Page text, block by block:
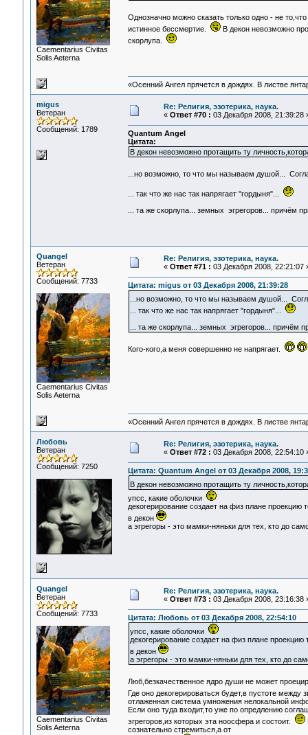
Сaementarius Civitas
Solis Aeterna
Однозначно можно сказать только одно - не
истинное бессмертие.
В декон невозможно
скорлупа.
«Осенний Ангел прячется в дождях. В листве
migus
Ветеран
Сообщений: 1789
Re: Религия, эзотерика, наука.
« Ответ #70 : 03 Декабря 2008, 21:39:28
Quantum Angel
Цитата:
В декон невозможно протащить ту
...но возможно, то что мы называем душой...
... так что же нас так напрягает "гордыня"...
... та же скорлупа... земных эгрегоров... причём
Quangel
Ветеран
Сообщений: 7733
Сaementarius Civitas
Solis Aeterna
Re: Религия, эзотерика, наука.
« Ответ #71 : 03 Декабря 2008, 22:21:07
Цитата: migus от 03 Декабря 2008, 21:39:28
...но возможно, то что мы называем душой...
... так что же нас так напрягает "гордыня"...
... та же скорлупа... земных эгрегоров... причём
Кого-кого,а меня совершенно не напрягает.
«Осенний Ангел прячется в дождях. В листве
Любовь
Ветеран
Сообщений: 7250
Re: Религия, эзотерика, наука.
« Ответ #72 : 03 Декабря 2008, 22:54:10
Цитата: Quantum Angel от 03 Декабря 2008,
В декон невозможно протащить ту
упсс, какие оболочки
декогерирование создает на физ плане проекцию
в декон
а эгрегоры - это мамки-няньки для тех, кто до
Quangel
Ветеран
Сообщений: 7733
Сaementarius Civitas
Solis Aeterna
Re: Религия, эзотерика, наука.
« Ответ #73 : 03 Декабря 2008, 23:16:38
Цитата: Любовь от 03 Декабря 2008, 22:54:10
упсс, какие оболочки
декогерирование создает на физ плане
в декон
а эгрегоры - это мамки-няньки для тех, кто до
Люб,безкачественное ядро души не может
Где оно декогерироваться будет,в пустоте между
отлаженная система умножения нелокальной
Если оно туда входит,то уже по опредлению
эгрегоров,из которых эта ноосфера и состоит.
сознательно стремиться,а от